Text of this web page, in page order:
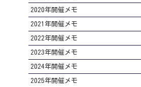
2020年開催メモ
2021年開催メモ
2022年開催メモ
2023年開催メモ
2024年開催メモ
2025年開催メモ